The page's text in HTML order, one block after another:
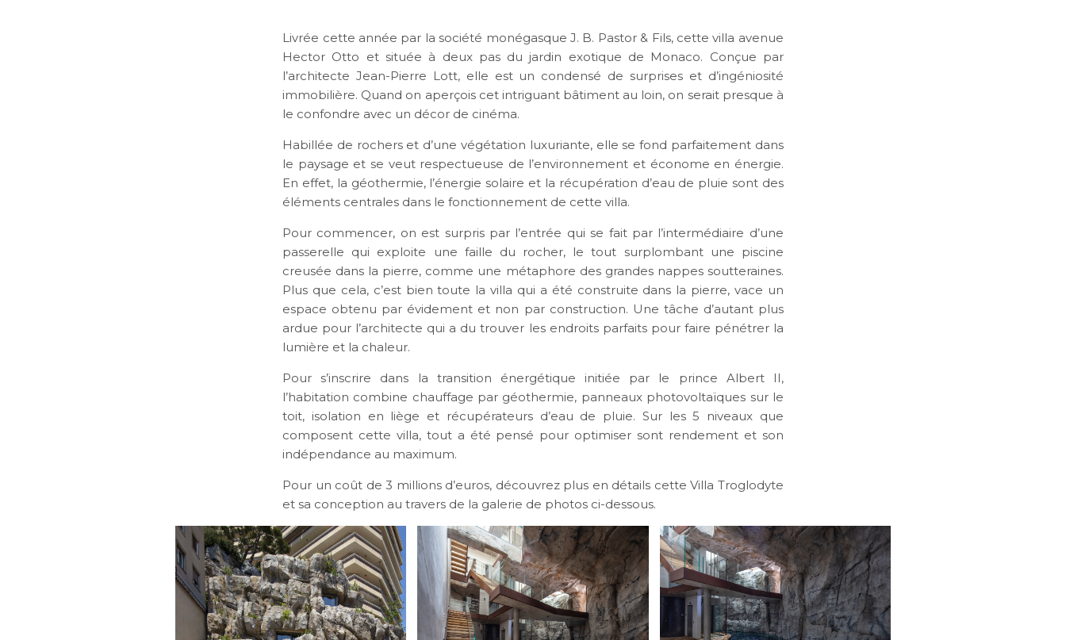
Livrée cette année par la société monégasque J. B. Pastor & Fils, cette villa avenue
Hector Otto et située à deux pas du jardin exotique de Monaco. Conçue par
l’architecte Jean-Pierre Lott, elle est un condensé de surprises et d’ingéniosité
immobilière. Quand on aperçois cet intriguant bâtiment au loin, on serait presque à
le confondre avec un décor de cinéma.
Habillée de rochers et d’une végétation luxuriante, elle se fond parfaitement dans
le paysage et se veut respectueuse de l’environnement et économe en énergie.
En effet, la géothermie, l’énergie solaire et la récupération d’eau de pluie sont des
éléments centrales dans le fonctionnement de cette villa.
Pour commencer, on est surpris par l’entrée qui se fait par l’intermédiaire d’une
passerelle qui exploite une faille du rocher, le tout surplombant une piscine
creusée dans la pierre, comme une métaphore des grandes nappes soutteraines.
Plus que cela, c’est bien toute la villa qui a été construite dans la pierre, vace un
espace obtenu par évidement et non par construction. Une tâche d’autant plus
ardue pour l’architecte qui a du trouver les endroits parfaits pour faire pénétrer la
lumière et la chaleur.
Pour s’inscrire dans la transition énergétique initiée par le prince Albert II,
l’habitation combine chauffage par géothermie, panneaux photovoltaïques sur le
toit, isolation en liège et récupérateurs d’eau de pluie. Sur les 5 niveaux que
composent cette villa, tout a été pensé pour optimiser sont rendement et son
indépendance au maximum.
Pour un coût de 3 millions d’euros, découvrez plus en détails cette Villa Troglodyte
et sa conception au travers de la galerie de photos ci-dessous.